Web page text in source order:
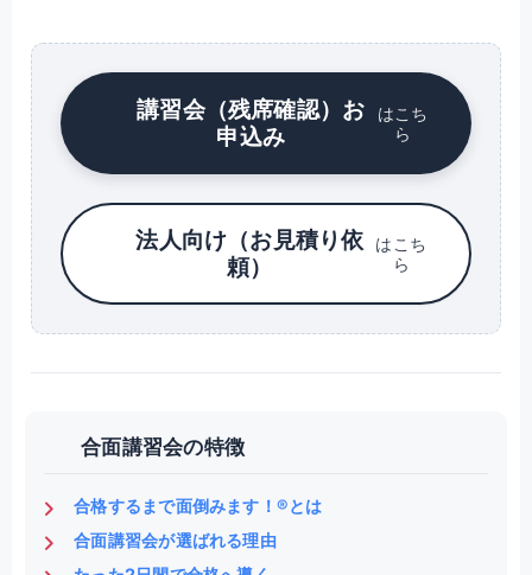
講習会（残席確認）お
申込み
はこち
ら
法人向け（お見積り依
頼）
はこち
ら
合面講習会の特徴
合格するまで面倒みます！®とは
合面講習会が選ばれる理由